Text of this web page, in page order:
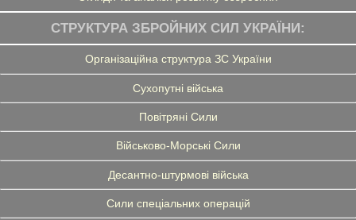
СТРУКТУРА ЗБРОЙНИХ СИЛ УКРАЇНИ:
Організаційна структура ЗС України
Сухопутні війська
Повітряні Сили
Військово-Морські Сили
Десантно-штурмові війська
Сили спеціальних операцій